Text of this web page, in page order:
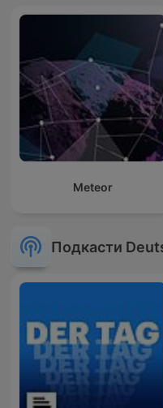
Meteor
Подкасти